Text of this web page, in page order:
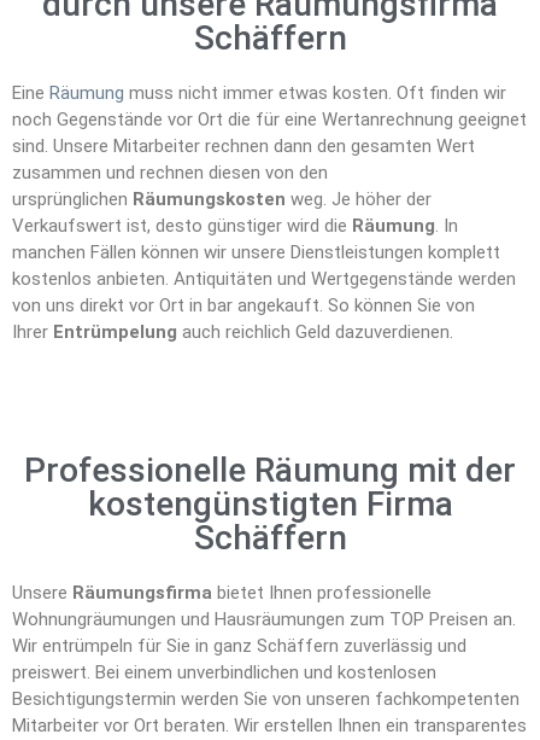
Schäffern
Eine Räumung muss nicht immer etwas kosten. Oft finden wir
noch Gegenstände vor Ort die für eine Wertanrechnung geeignet
sind. Unsere Mitarbeiter rechnen dann den gesamten Wert
zusammen und rechnen diesen von den
ursprünglichen Räumungskosten weg. Je höher der
Verkaufswert ist, desto günstiger wird die Räumung. In
manchen Fällen können wir unsere Dienstleistungen komplett
kostenlos anbieten. Antiquitäten und Wertgegenstände werden
von uns direkt vor Ort in bar angekauft. So können Sie von
Ihrer Entrümpelung auch reichlich Geld dazuverdienen.
Professionelle Räumung mit der
kostengünstigten Firma
Schäffern
Unsere Räumungsfirma bietet Ihnen professionelle
Wohnungräumungen und Hausräumungen zum TOP Preisen an.
Wir entrümpeln für Sie in ganz Schäffern zuverlässig und
preiswert. Bei einem unverbindlichen und kostenlosen
Besichtigungstermin werden Sie von unseren fachkompetenten
Mitarbeiter vor Ort beraten. Wir erstellen Ihnen ein transparentes